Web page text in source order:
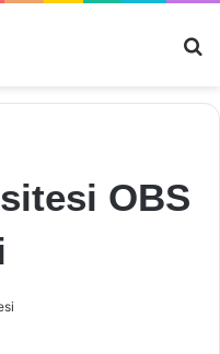
OBS